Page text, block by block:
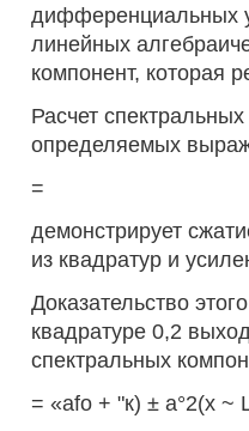
дифференциальных
линейных
компонент, которая
Расчет
определяемых
=
демонстрирует
из квадратур и
Доказательство
квадратуре 0,2
спектральных
= «afo + "к) ± а°2(х ~